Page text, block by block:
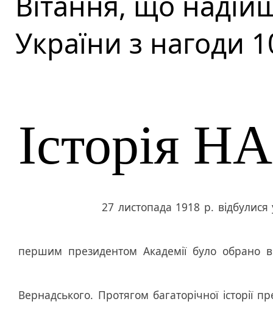
України з нагоди
Історія
27 листопада 1918 р. відбулися
першим президентом Академії було обрано
Вернадського. Протягом багаторічної